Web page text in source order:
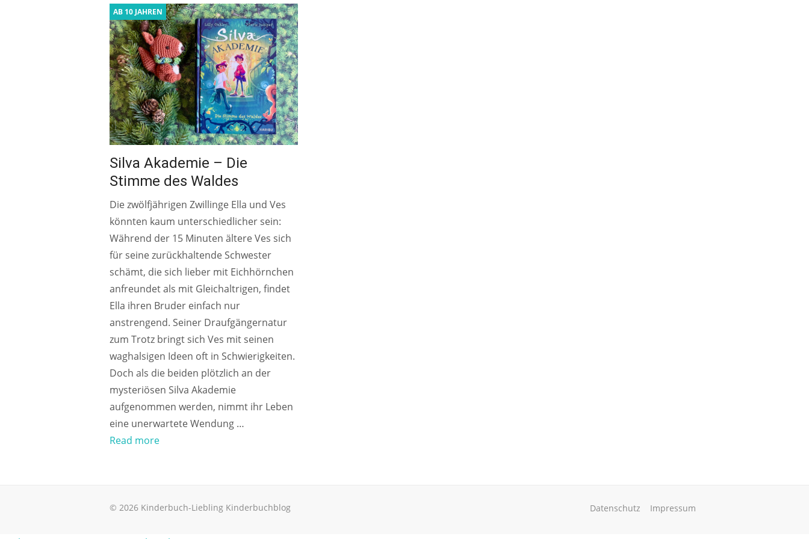
AB 10 JAHREN
Silva Akademie – Die
Stimme des Waldes
Die zwölfjährigen Zwillinge Ella und Ves
könnten kaum unterschiedlicher sein:
Während der 15 Minuten ältere Ves sich
für seine zurückhaltende Schwester
schämt, die sich lieber mit Eichhörnchen
anfreundet als mit Gleichaltrigen, findet
Ella ihren Bruder einfach nur
anstrengend. Seiner Draufgängernatur
zum Trotz bringt sich Ves mit seinen
waghalsigen Ideen oft in Schwierigkeiten.
Doch als die beiden plötzlich an der
mysteriösen Silva Akademie
aufgenommen werden, nimmt ihr Leben
eine unerwartete Wendung …
Read more
© 2026 Kinderbuch-Liebling Kinderbuchblog Datenschutz Impressum